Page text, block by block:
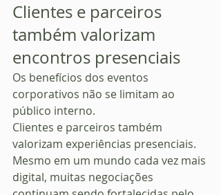
Clientes e parceiros
também valorizam
encontros presenciais
Os benefícios dos eventos
corporativos não se limitam ao
público interno.
Clientes e parceiros também
valorizam experiências presenciais.
Mesmo em um mundo cada vez mais
digital, muitas negociações